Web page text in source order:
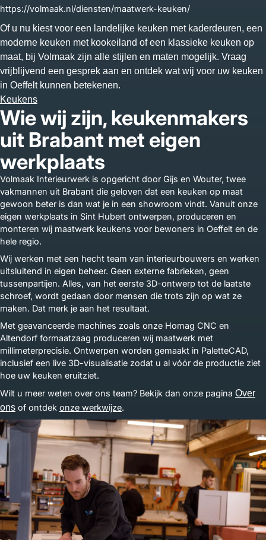
https://volmaak.nl/diensten/maatwerk-keuken/
Of u nu kiest voor een landelijke keuken met kaderdeuren, een
moderne keuken met kookeiland of een klassieke keuken op
maat, bij Volmaak zijn alle stijlen en maten mogelijk. Vraag
vrijblijvend een gesprek aan en ontdek wat wij voor uw keuken
in Oeffelt kunnen betekenen.
Keukens
Wie wij zijn, keukenmakers
uit Brabant met eigen
werkplaats
Volmaak Interieurwerk is opgericht door Gijs en Wouter, twee
vakmannen uit Brabant die geloven dat een keuken op maat
gewoon beter is dan wat je in een showroom vindt. Vanuit onze
eigen werkplaats in Sint Hubert ontwerpen, produceren en
monteren wij maatwerk keukens voor bewoners in Oeffelt en de
hele regio.
Wij werken met een hecht team van interieurbouwers en werken
uitsluitend in eigen beheer. Geen externe fabrieken, geen
tussenpartijen. Alles, van het eerste 3D-ontwerp tot de laatste
schroef, wordt gedaan door mensen die trots zijn op wat ze
maken. Dat merk je aan het resultaat.
Met geavanceerde machines zoals onze Homag CNC en
Altendorf formaatzaag produceren wij maatwerk met
millimeterprecisie. Ontwerpen worden gemaakt in PaletteCAD,
inclusief een live 3D-visualisatie zodat u al vóór de productie ziet
hoe uw keuken eruitziet.
Wilt u meer weten over ons team? Bekijk dan onze pagina Over
ons of ontdek onze werkwijze.